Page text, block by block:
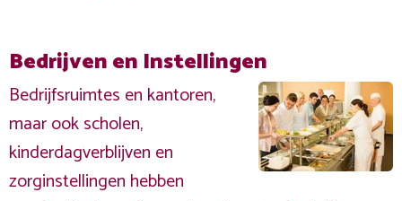
Bedrijven en Instellingen
Bedrijfsruimtes en kantoren,
maar ook scholen,
kinderdagverblijven en
zorginstellingen hebben